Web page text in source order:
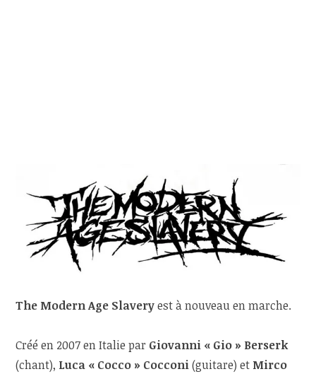
The Modern Age Slaveryest à nouveau en marche.
Créé en 2007 en Italie par Giovanni « Gio » Berserk
(chant), Luca « Cocco » Cocconi(guitare) et Mirco